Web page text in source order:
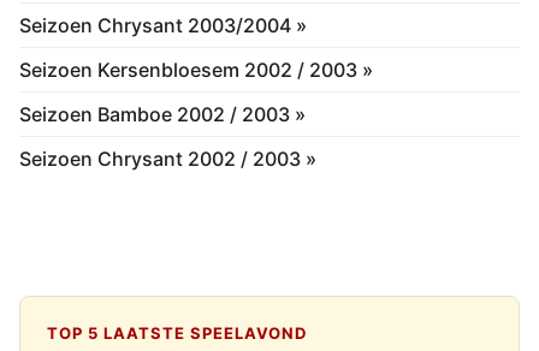
Seizoen Chrysant 2003/2004 »
Seizoen Kersenbloesem 2002 / 2003 »
Seizoen Bamboe 2002 / 2003 »
Seizoen Chrysant 2002 / 2003 »
TOP 5 LAATSTE SPEELAVOND